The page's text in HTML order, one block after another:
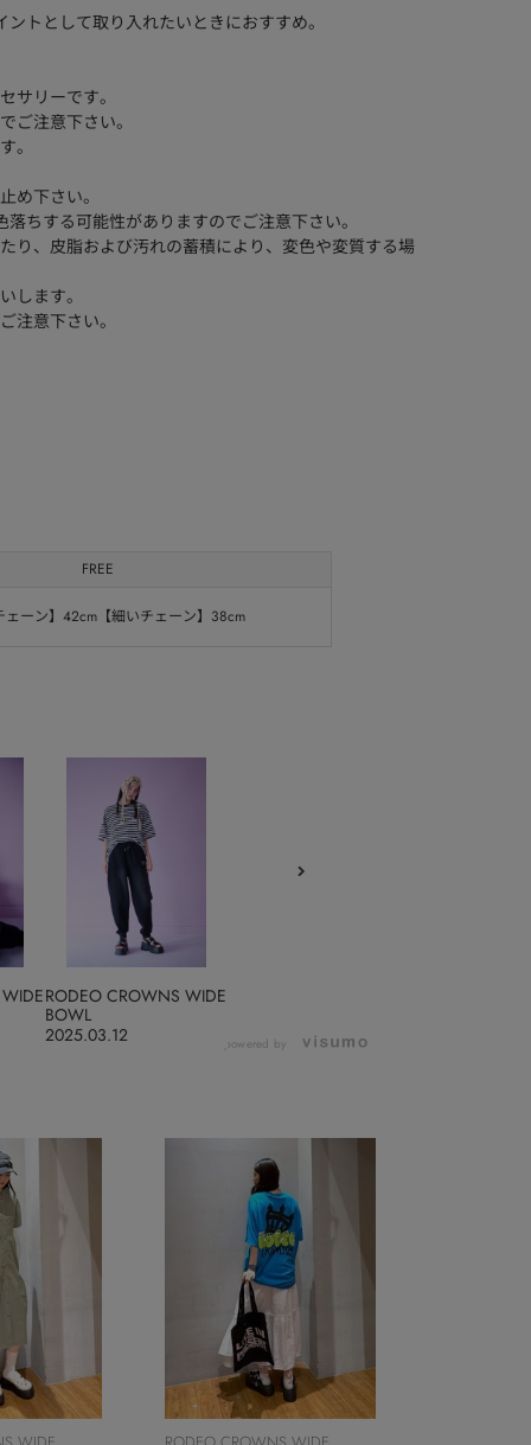
トとして取り入れたいときにおすすめ。
サリーです。
ご注意下さい。
。
め下さい。
ちする可能性がありますのでご注意下さい。
り、皮脂および汚れの蓄積により、変色や変質する場
します。
注意下さい。
FREE
ェーン】42cm【細いチェーン】38cm
2025.03.12
RODEO CROWNS WIDE
BOWL
powered by